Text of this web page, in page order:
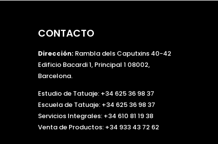
d
a
c
CONTACTO
Dirección: Rambla dels Caputxins 40-42
Edificio Bacardi 1, Principal 1 08002,
Barcelona.
Estudio de Tatuaje: +34 625 36 98 37
Escuela de Tatuaje: +34 625 36 98 37
Servicios Integrales: +34 610 81 19 38
Venta de Productos: +34 933 43 72 62